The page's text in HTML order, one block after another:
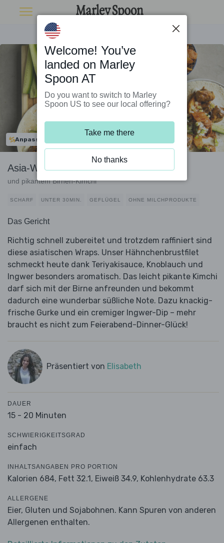
Anpassbar
Asia-Wraps mit Teriyaki-Hähnchen
und pikantem Birnen-Kimchi
SCHARF UNTER 30MIN. GEFLÜGEL OHNE MILCHPRODUKTE
Das Gericht
Richtig schnell zubereitet und trotzdem raffiniert sind
diese asiatischen Wraps. Unser Hähnchenbrustfilet
schmeckt heute dank Teriyakisauce, Knoblauch und
Ingwer besonders aromatisch. Das leicht pikante Kimchi
darf sich mit der Birne anfreunden und bekommt
dadurch eine wunderbar süßliche Note. Dazu knackig-
frische Gurke und ein cremiger Ingwer-Dip – mehr
braucht es nicht zum Feierabend-Dinner-Glück!
Präsentiert von Elisabeth
DAUER
15 - 20 Minuten
SCHWIERIGKEITSGRAD
einfach
INHALTSANGABEN PRO PORTION
Kalorien 684, Fett 32.1, Eiweiß 34.9, Kohlenhydrate 63.3
ALLERGENE
Eier, Gluten und Sojabohnen. Kann Spuren von anderen
Allergenen enthalten.
Welcome! You’ve
landed on Marley
Spoon AT
Do you want to switch to Marley
Spoon US to see our local offering?
Take me there
No thanks